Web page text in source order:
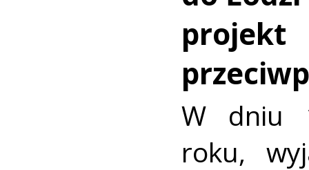
projekt
W dniu
roku,